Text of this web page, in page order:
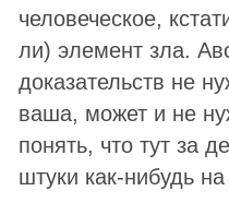
человеческое,
ли) элемент зла.
доказательств не
ваша, может и не
понять, что тут за
штуки как-нибудь